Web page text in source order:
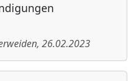
, 26.02.2023